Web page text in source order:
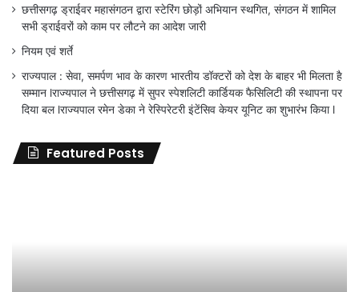
छत्तीसगढ़ ड्राईवर महासंगठन द्वारा स्टेरिंग छोड़ों अभियान स्थगित, संगठन में शामिल
सभी ड्राईवरों को काम पर लौटने का आदेश जारी
नियम एवं शर्ते
राज्यपाल : सेवा, समर्पण भाव के कारण भारतीय डॉक्टरों को देश के बाहर भी मिलता है
सम्मान lराज्यपाल ने छत्तीसगढ़ में सुपर स्पेशलिटी कार्डियक फैसिलिटी की स्थापना पर
दिया बल lराज्यपाल रमेन डेका ने रेस्पिरेटरी इंटेंसिव केयर यूनिट का शुभारंभ किया l
Featured Posts